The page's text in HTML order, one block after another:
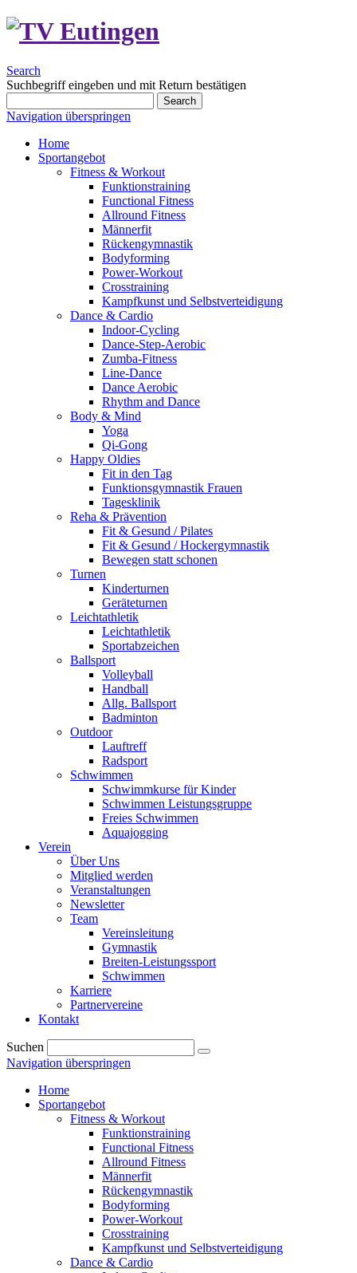
Search
Suchbegriff eingeben und mit Return bestätigen
Search
Navigation überspringen
Home
Sportangebot
Fitness & Workout
Funktionstraining
Functional Fitness
Allround Fitness
Männerfit
Rückengymnastik
Bodyforming
Power-Workout
Crosstraining
Kampfkunst und Selbstverteidigung
Dance & Cardio
Indoor-Cycling
Dance-Step-Aerobic
Zumba-Fitness
Line-Dance
Dance Aerobic
Rhythm and Dance
Body & Mind
Yoga
Qi-Gong
Happy Oldies
Fit in den Tag
Funktionsgymnastik Frauen
Tagesklinik
Reha & Prävention
Fit & Gesund / Pilates
Fit & Gesund / Hockergymnastik
Bewegen statt schonen
Turnen
Kinderturnen
Geräteturnen
Leichtathletik
Leichtathletik
Sportabzeichen
Ballsport
Volleyball
Handball
Allg. Ballsport
Badminton
Outdoor
Lauftreff
Radsport
Schwimmen
Schwimmkurse für Kinder
Schwimmen Leistungsgruppe
Freies Schwimmen
Aquajogging
Verein
Über Uns
Mitglied werden
Veranstaltungen
Newsletter
Team
Vereinsleitung
Gymnastik
Breiten-Leistungssport
Schwimmen
Karriere
Partnervereine
Kontakt
Suchen
Navigation überspringen
Home
Sportangebot
Fitness & Workout
Funktionstraining
Functional Fitness
Allround Fitness
Männerfit
Rückengymnastik
Bodyforming
Power-Workout
Crosstraining
Kampfkunst und Selbstverteidigung
Dance & Cardio